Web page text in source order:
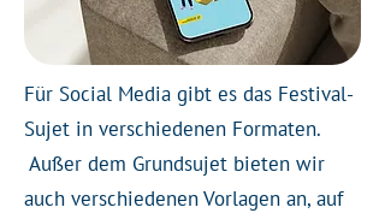
Für Social Media gibt es das Festival-
Sujet in verschiedenen Formaten.
Außer dem Grundsujet bieten wir
auch verschiedenen Vorlagen an, auf